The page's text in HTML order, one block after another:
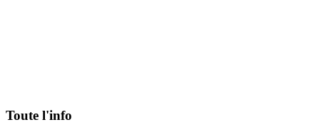
Toute l'info